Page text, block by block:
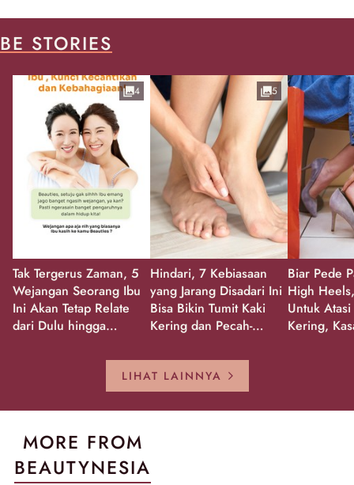
BE STORIES
Tak Tergerus Zaman, 5
Wejangan Seorang Ibu
Ini Akan Tetap Relate
dari Dulu hingga
4
Hindari, 7 Kebiasaan
yang Jarang Disadari Ini
Bisa Bikin Tumit Kaki
Kering dan Pecah-
5
Biar Pede
High
Untuk
Kering,
LIHAT LAINNYA
MORE FROM
BEAUTYNESIA